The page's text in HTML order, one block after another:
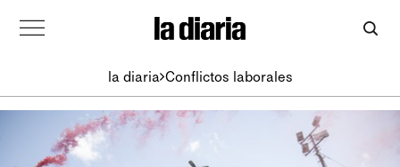
la diaria Conflictos laborales